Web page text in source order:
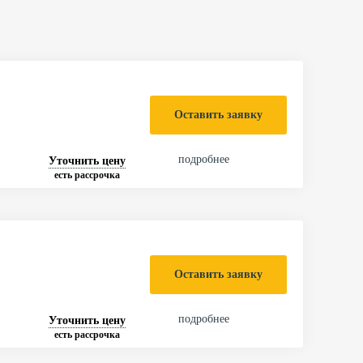
Уточнить цену
есть рассрочка
Оставить заявку
подробнее
Уточнить цену
есть рассрочка
Оставить заявку
подробнее